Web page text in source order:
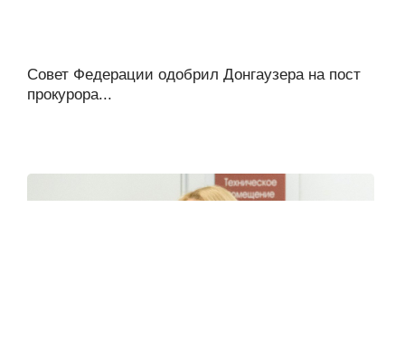
Совет Федерации одобрил Донгаузера на пост
прокурора...